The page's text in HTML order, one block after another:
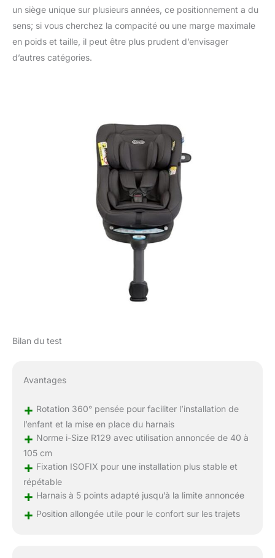
un siège unique sur plusieurs années, ce positionnement a du
sens; si vous cherchez la compacité ou une marge maximale
en poids et taille, il peut être plus prudent d’envisager
d’autres catégories.
Bilan du test
Avantages
+ Rotation 360° pensée pour faciliter l’installation de
l’enfant et la mise en place du harnais
+ Norme i-Size R129 avec utilisation annoncée de 40 à
105 cm
+ Fixation ISOFIX pour une installation plus stable et
répétable
+ Harnais à 5 points adapté jusqu’à la limite annoncée
+ Position allongée utile pour le confort sur les trajets